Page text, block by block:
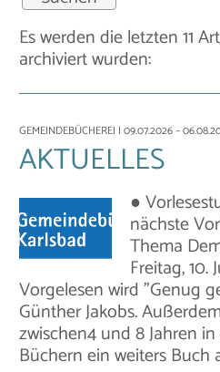
Es werden die letzten 11
archiviert wurden:
GEMEINDEBÜCHEREI | 09.07.2026 –
AKTUELLES
●
nächste
Thema
Freitag, 10.
Vorgelesen wird "Genug
Günther Jakobs.
zwischen4 und 8 Jahren
Büchern ein weiters Buch